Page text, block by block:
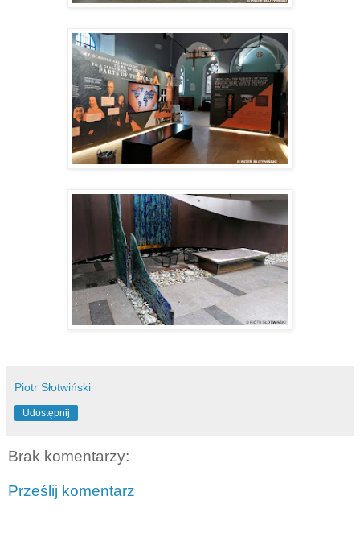
Piotr Słotwiński
Udostępnij
Brak komentarzy:
Prześlij komentarz